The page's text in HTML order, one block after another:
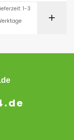
1-3